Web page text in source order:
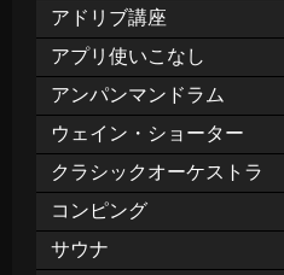
アドリブ講座
アプリ使いこなし
アンパンマンドラム
ウェイン・ショーター
クラシックオーケストラ
コンピング
サウナ